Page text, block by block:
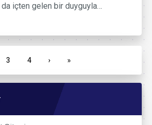
da içten gelen bir duyguyla…
Sayfa
Sayfa
3 Sayfa
4 › »